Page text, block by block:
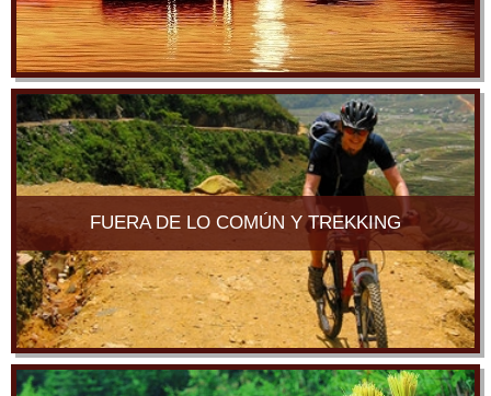
FUERA DE LO COMÚN Y TREKKING